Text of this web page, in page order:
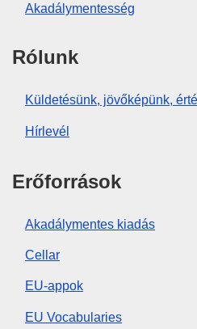
Akadálymentesség
Rólunk
Küldetésünk, jövőképünk,
Hírlevél
Erőforrások
Akadálymentes kiadás
Cellar
EU-appok
EU Vocabularies